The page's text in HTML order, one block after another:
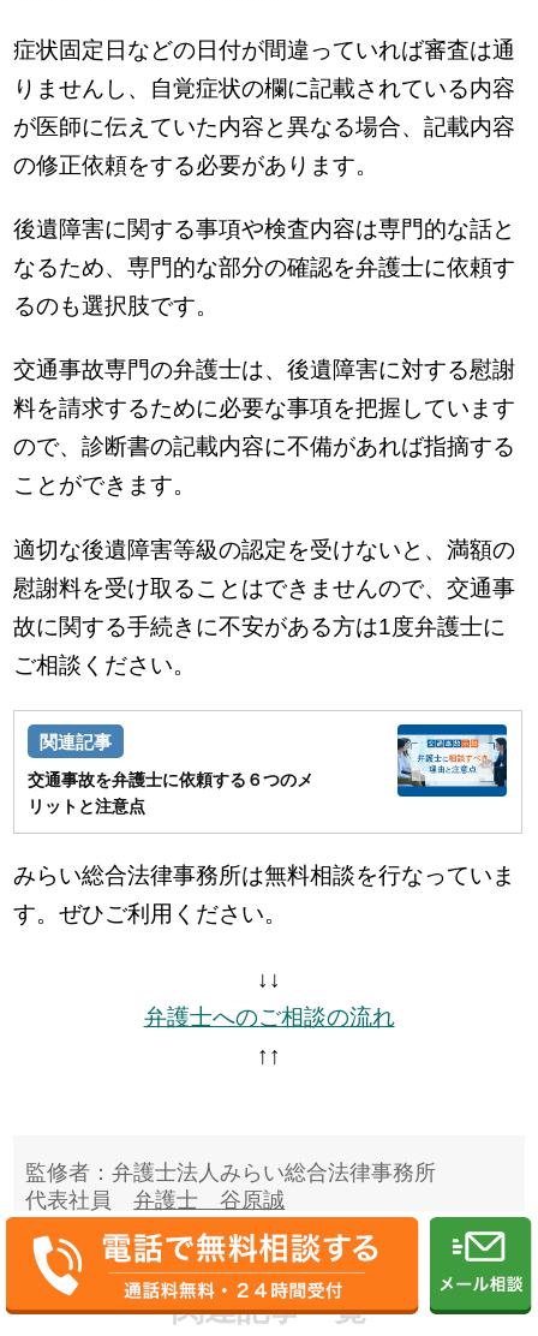
症状固定日などの日付が間違っていれば審査は通
りませんし、自覚症状の欄に記載されている内容
が医師に伝えていた内容と異なる場合、記載内容
の修正依頼をする必要があります。
後遺障害に関する事項や検査内容は専門的な話と
なるため、専門的な部分の確認を弁護士に依頼す
るのも選択肢です。
交通事故専門の弁護士は、後遺障害に対する慰謝
料を請求するために必要な事項を把握しています
ので、診断書の記載内容に不備があれば指摘する
ことができます。
適切な後遺障害等級の認定を受けないと、満額の
慰謝料を受け取ることはできませんので、交通事
故に関する手続きに不安がある方は1度弁護士に
ご相談ください。
交通事故を弁護士に依頼する６つのメ
リットと注意点
みらい総合法律事務所は無料相談を行なっていま
す。ぜひご利用ください。
↓↓
弁護士へのご相談の流れ
↑↑
監修者：弁護士法人みらい総合法律事務所
代表社員弁護士 谷原誠
関連記事一覧